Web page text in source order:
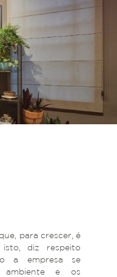
para crescer, é
diz respeito
a empresa se
e os